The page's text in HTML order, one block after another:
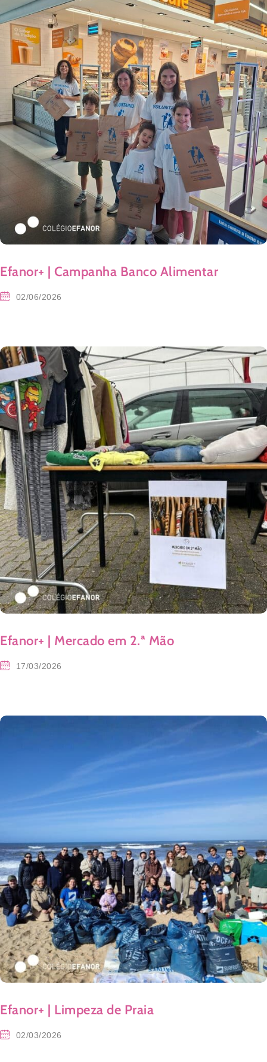
Efanor+ | Campanha Banco Alimentar
02/06/2026
Efanor+ | Mercado em 2.ª Mão
17/03/2026
Efanor+ | Limpeza de Praia
02/03/2026